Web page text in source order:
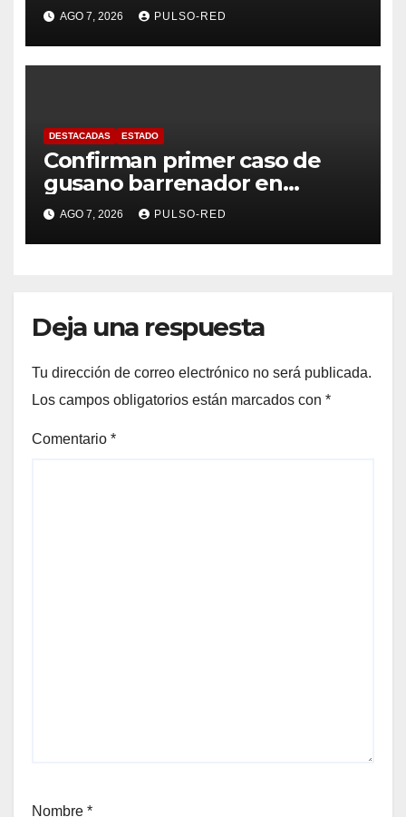
universitaria: Rector de la
UATx
AGO 7, 2026 PULSO-RED
DESTACADAS ESTADO
Confirman primer caso de
gusano barrenador en
humano en Tlaxcala
AGO 7, 2026 PULSO-RED
Deja una respuesta
Tu dirección de correo electrónico no será publicada.
Los campos obligatorios están marcados con *
Comentario *
Nombre *